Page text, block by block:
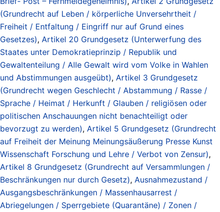
(Grundrecht auf Leben / körperliche Unversehrtheit /
Freiheit / Entfaltung / Eingriff nur auf Grund eines
Gesetzes), Artikel 20 Grundgesetz (Unterwerfung des
Staates unter Demokratieprinzip / Republik und
Gewaltenteilung / Alle Gewalt wird vom Volke in Wahlen
und Abstimmungen ausgeübt), Artikel 3 Grundgesetz
(Grundrecht wegen Geschlecht / Abstammung / Rasse /
Sprache / Heimat / Herkunft / Glauben / religiösen oder
politischen Anschauungen nicht benachteiligt oder
bevorzugt zu werden), Artikel 5 Grundgesetz (Grundrecht
auf Freiheit der Meinung Meinungsäußerung Presse Kunst
Wissenschaft Forschung und Lehre / Verbot von Zensur),
Artikel 8 Grundgesetz (Grundrecht auf Versammlungen /
Beschränkungen nur durch Gesetz), Ausnahmezustand /
Ausgangsbeschränkungen / Massenhausarrest /
Abriegelungen / Sperrgebiete (Quarantäne) / Zonen /